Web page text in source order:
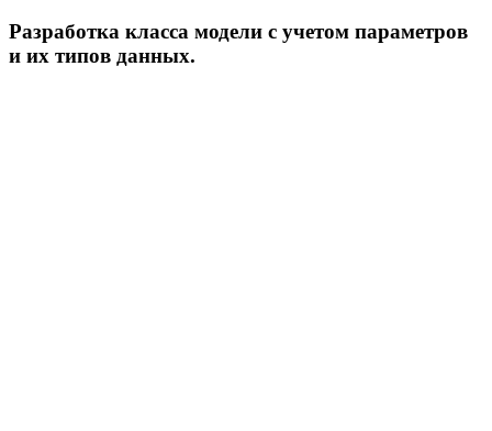
Разработка класса модели с учетом параметров
и их типов данных.